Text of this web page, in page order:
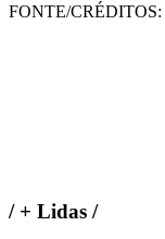
FONTE/CRÉDITOS:
/+ Lidas /